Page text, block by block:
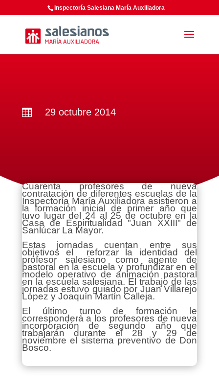
Inspectoría Salesiana María Auxiliadora
 29 octubre 2014
Cuarenta profesores de nueva
contratación de diferentes escuelas de la
Inspectoría María Auxiliadora asistieron a
la formación inicial de primer año que
tuvo lugar del 24 al 25 de octubre en la
Casa de Espiritualidad "Juan XXIII" de
Sanlúcar La Mayor.
Estas jornadas cuentan entre sus
objetivos el reforzar la identidad del
profesor salesiano como agente de
pastoral en la escuela y profundizar en el
modelo operativo de animación pastoral
en la escuela salesiana. El trabajo de las
jornadas estuvo guiado por Juan Villarejo
López y Joaquín Martín Calleja.
El último turno de formación le
corresponderá a los profesores de nueva
incorporación de segundo año que
trabajarán durante el 28 y 29 de
noviembre el sistema preventivo de Don
Bosco.